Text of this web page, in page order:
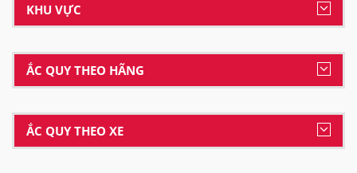
KHU VỰC
ẮC QUY THEO HÃNG
ẮC QUY THEO XE